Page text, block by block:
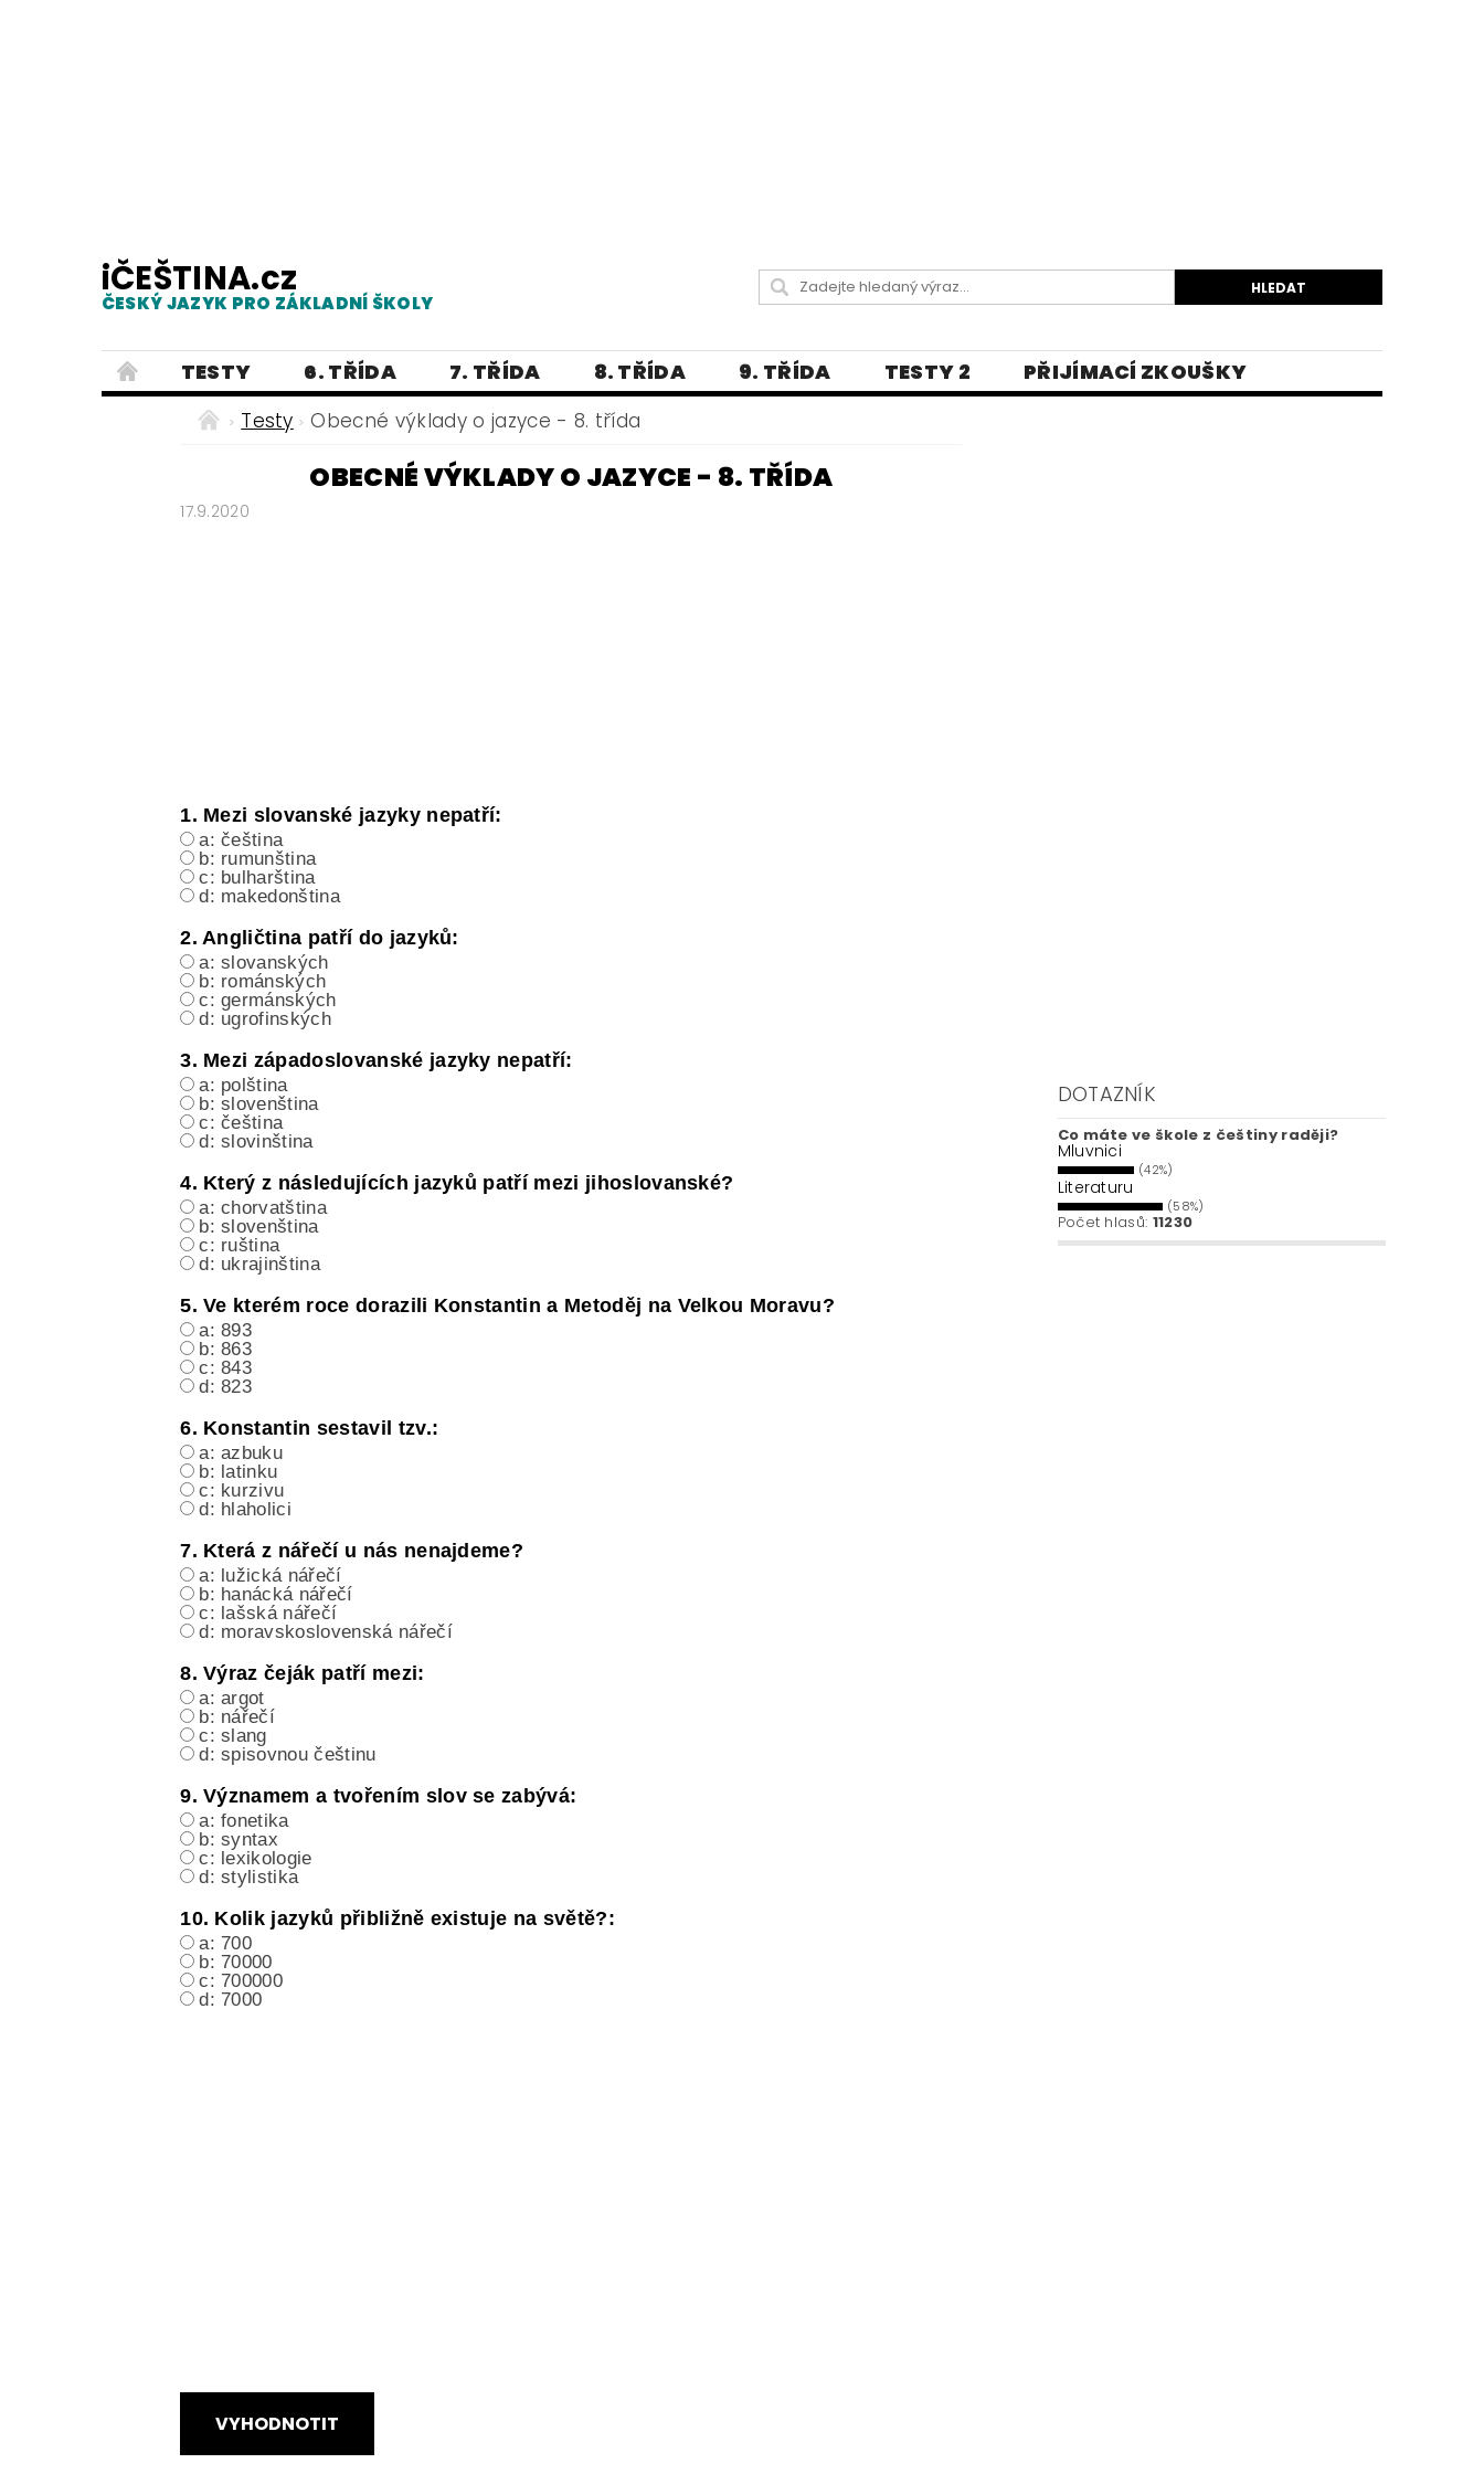
iČEŠTINA.cz
ČESKÝ JAZYK PRO ZÁKLADNÍ ŠKOLY
TESTY 6. TŘÍDA 7. TŘÍDA 8. TŘÍDA 9. TŘÍDA TESTY 2
PŘIJÍMACÍ ZKOUŠKY
PRAVOPIS
PRACOVNÍ LISTY LITERATURA
ČEŠTINA PRO UKRAJINCE - ЧЕСЬКА МОВА ДЛЯ УКРАЇНЦІВ
BLOG - VŠE O ČEŠTINĚ
Testy Obecné výklady o jazyce - 8. třída
OBECNÉ VÝKLADY O JAZYCE - 8. TŘÍDA
17.9.2020
1. Mezi slovanské jazyky nepatří:
a: čeština
b: rumunština
c: bulharština
d: makedonština
2. Angličtina patří do jazyků:
a: slovanských
b: románských
c: germánských
d: ugrofinských
3. Mezi západoslovanské jazyky nepatří:
a: polština
b: slovenština
c: čeština
d: slovinština
4. Který z následujících jazyků patří mezi jihoslovanské?
a: chorvatština
b: slovenština
c: ruština
d: ukrajinština
5. Ve kterém roce dorazili Konstantin a Metoděj na Velkou Moravu?
a: 893
b: 863
c: 843
d: 823
6. Konstantin sestavil tzv.:
a: azbuku
b: latinku
c: kurzivu
d: hlaholici
7. Která z nářečí u nás nenajdeme?
a: lužická nářečí
b: hanácká nářečí
c: lašská nářečí
d: moravskoslovenská nářečí
8. Výraz čeják patří mezi:
a: argot
b: nářečí
c: slang
d: spisovnou češtinu
9. Významem a tvořením slov se zabývá:
a: fonetika
b: syntax
c: lexikologie
d: stylistika
10. Kolik jazyků přibližně existuje na světě?:
a: 700
b: 70000
c: 700000
d: 7000
VYHODNOTIT
DOTAZNÍK
Co máte ve škole z češtiny raději?
Mluvnici
(42%)
Literaturu
(58%)
Počet hlasů: 11230